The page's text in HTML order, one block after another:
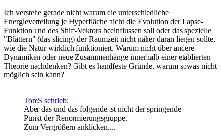
Ich verstehe gerade nicht warum die unterschiedliche
Energieverteilung je Hyperfläche nicht die Evolution der Lapse-
Funktion und des Shift-Vektors beeinflussen soll oder das spezielle
"Blättern" (das slicing) der Raumzeit nicht näher daran liegen sollte,
wie die Natur wirklich funktioniert. Warum nicht über andere
Dynamiken oder neue Zusammenhänge innerhalb einer etablierten
Theorie nachdenken? Gibt es handfeste Gründe, warum sowas nicht
möglich sein kann?
TomS schrieb:
Aber das und das folgende ist nicht der springende
Punkt der Renormierungsgruppe.
Zum Vergrößern anklicken....